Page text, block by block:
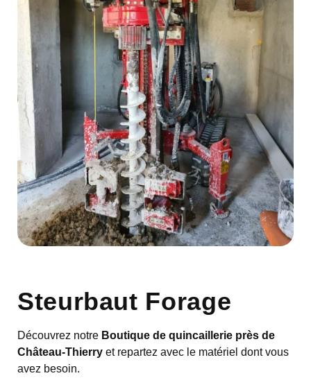
Steurbaut Forage
Découvrez notre Boutique de quincaillerie près de
Château-Thierry et repartez avec le matériel dont vous
avez besoin.